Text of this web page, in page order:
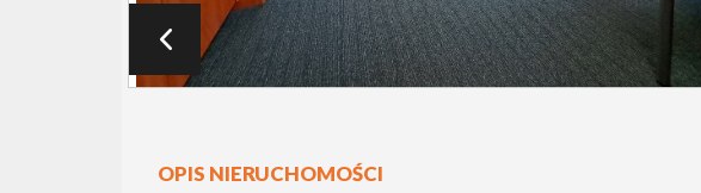
OPIS NIERUCHOMOŚCI